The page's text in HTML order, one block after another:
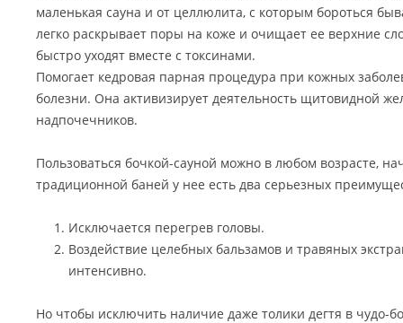
маленькая сауна и от целлюлита, с которым бороться
легко раскрывает поры на коже и очищает ее верхние
быстро уходят вместе с токсинами.
Помогает кедровая парная процедура при кожных
болезни. Она активизирует деятельность щитовидной
надпочечников.
Пользоваться бочкой-сауной можно в любом возрасте,
традиционной баней у нее есть два серьезных
Исключается перегрев головы.
Воздействие целебных бальзамов и травяных
интенсивно.
Но чтобы исключить наличие даже толики дегтя в чудо-